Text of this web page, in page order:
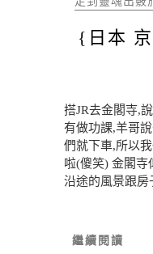
{日本
搭JR去金閣寺,
有做功課,羊哥
們就下車,所以
啦(傻笑) 金閣寺
沿途的風景跟
繼續閱讀